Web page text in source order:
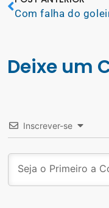
Deixe um
Inscrever-se